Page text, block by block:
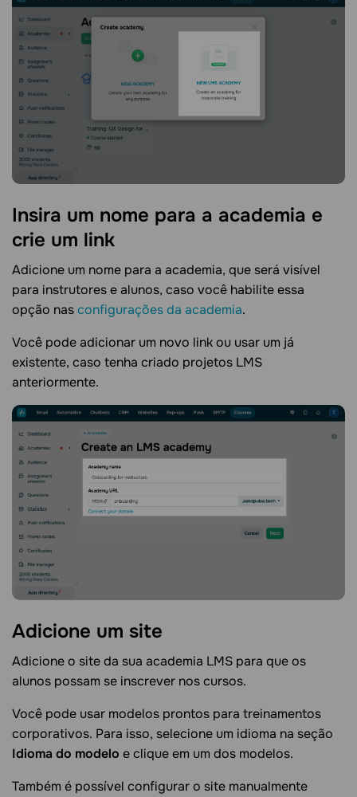
Insira um nome para a academia e
crie um link
Adicione um nome para a academia, que será visível
para instrutores e alunos, caso você habilite essa
opção nasconfigurações da academia.
Você pode adicionar um novo link ou usar um já
existente, caso tenha criado projetos LMS
anteriormente.
Adicione um site
Adicione o site da sua academia LMS para que os
alunos possam se inscrever nos cursos.
Você pode usar modelos prontos para treinamentos
corporativos. Para isso, selecione um idioma na seção
Idioma do modelo e clique em um dos modelos.
Também é possível configurar o site manualmente